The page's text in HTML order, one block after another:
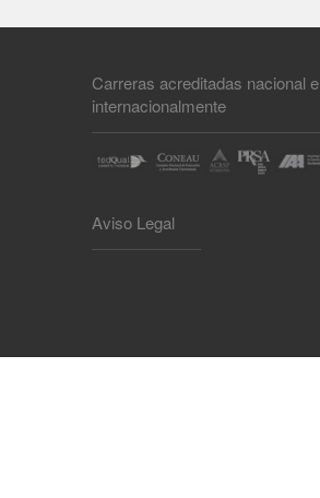
Carreras acreditadas nacional e
internacionalmente
Aviso Legal